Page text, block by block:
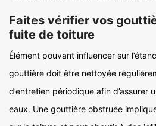
Faites vérifier vos
fuite de toiture
Élément pouvant influencer sur
gouttière doit être nettoyée
d’entretien périodique afin d’assurer
eaux. Une gouttière obstruée